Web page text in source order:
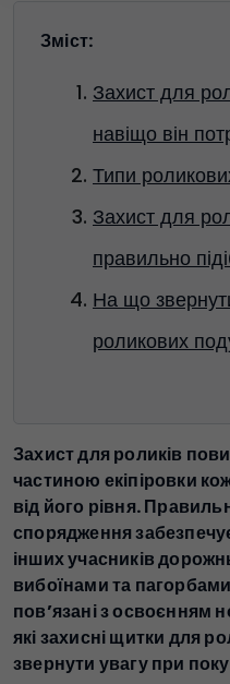
Зміст:
Захист для
навіщо він
Типи
Захист для
правильно
На що
роликових
Захист для роликів
частиною екіпіровки
від його рівня.
спорядження
інших учасників
вибоїнами та
пов’язані з освоєнням
які захисні щитки для
звернути увагу при